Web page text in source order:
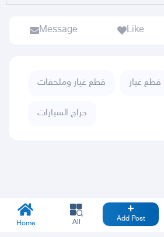
Message Like
قطع غيار وملحقات قطع غيار
حراج السيارات
Home All Add Post